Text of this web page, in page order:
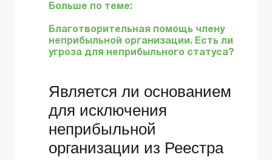
Больше по теме:
Благотворительная помощь члену
неприбыльной организации. Есть ли
угроза для неприбыльного статуса?
Является ли основанием
для исключения
неприбыльной
организации из Реестра